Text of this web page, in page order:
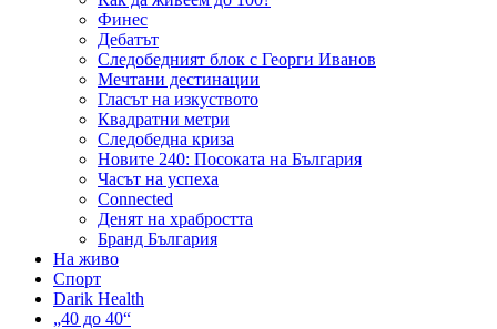
Финес
Дебатът
Следобедният блок с Георги Иванов
Мечтани дестинации
Гласът на изкуството
Квадратни метри
Следобедна криза
Новите 240: Посоката на България
Часът на успеха
Connected
Денят на храбростта
Бранд България
На живо
Спорт
Darik Health
„40 до 40“